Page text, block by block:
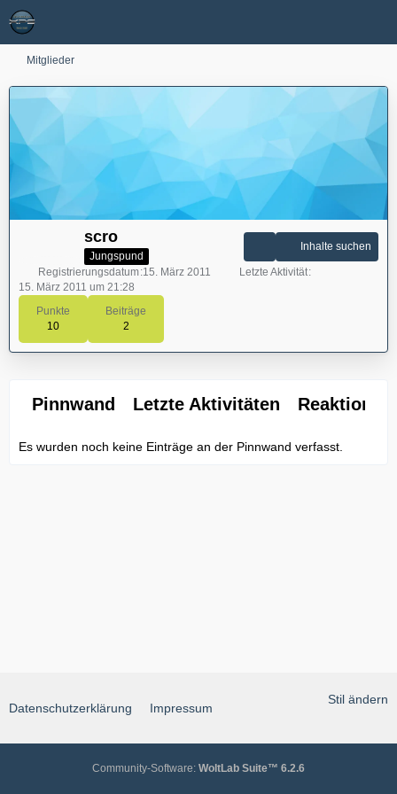
Mitglieder
scro
Jungspund
Punkte
10
Beiträge
2
Inhalte suchen
Registrierungsdatum 15. März 2011
Letzte Aktivität
15. März 2011 um 21:28
Pinnwand Letzte Aktivitäten Reaktionen
Es wurden noch keine Einträge an der Pinnwand verfasst.
Stil ändern
Datenschutzerklärung Impressum
Community-Software: WoltLab Suite™ 6.2.6